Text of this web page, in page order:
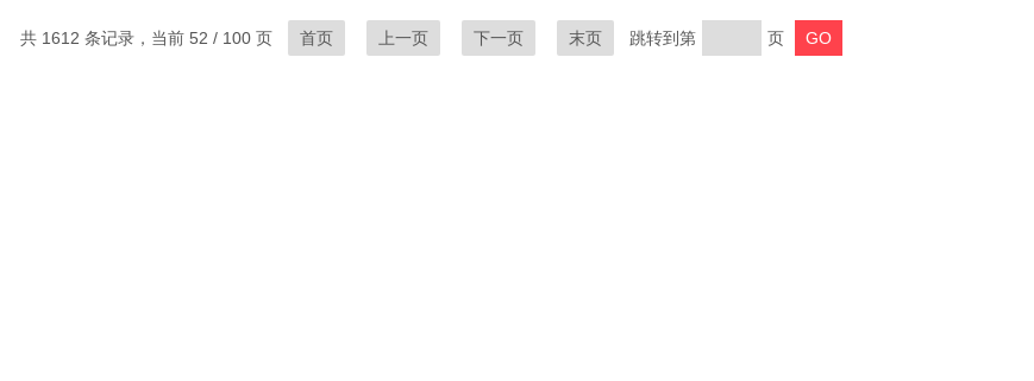
共 1612 条记录，当前 52 / 100 页 首页 上一页 下一页 末页 跳转到第 页